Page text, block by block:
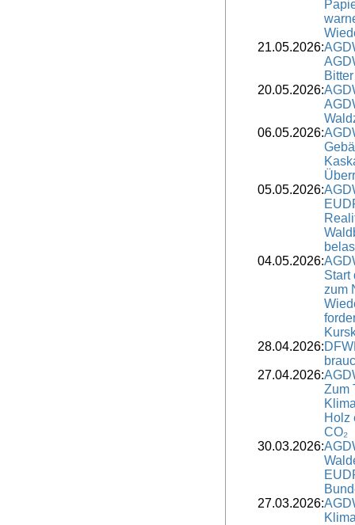
21.05.2026:
20.05.2026:
06.05.2026:
05.05.2026:
04.05.2026:
Start
zum
28.04.2026:
27.04.2026:
Zum
Holz
CO₂
30.03.2026:
27.03.2026: